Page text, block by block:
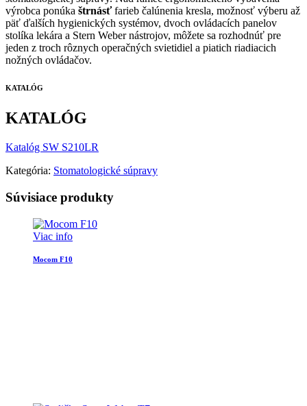
výrobca ponúka štrnásťfarieb čalúnenia kresla, možnosť výberu až
päť ďalších hygienických systémov, dvoch ovládacích panelov
stolíka lekára a Stern Weber nástrojov, môžete sa rozhodnúť pre
jeden z troch rôznych operačných svietidiel a piatich riadiacich
nožných ovládačov.
KATALÓG
KATALÓG
Katalóg SW S210LR
Kategória: Stomatologické súpravy
Súvisiace produkty
Viac info
Mocom F10